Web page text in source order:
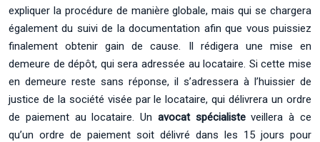
expliquer la procédure de manière globale, mais qui se chargera
également du suivi de la documentation afin que vous puissiez
finalement obtenir gain de cause. Il rédigera une mise en
demeure de dépôt, qui sera adressée au locataire. Si cette mise
en demeure reste sans réponse, il s’adressera à l’huissier de
justice de la société visée par le locataire, qui délivrera un ordre
de paiement au locataire. Un avocat spécialisteveillera à ce
qu’un ordre de paiement soit délivré dans les 15 jours pour